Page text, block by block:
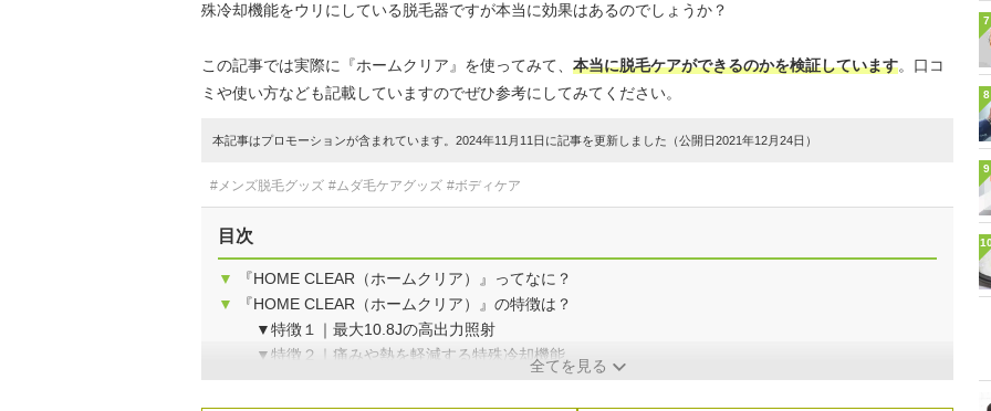
殊冷却機能をウリにしている脱毛器ですが本当に効果はあるのでしょうか？
この記事では実際に『ホームクリア』を使ってみて、 本当に脱毛ケアができるのかを検証しています。口コ
ミや使い方なども記載していますのでぜひ参考にしてみてください。
本記事はプロモーションが含まれています。2024年11月11日に記事を更新しました（公開日2021年12月24日）
#メンズ脱毛グッズ #ムダ毛ケアグッズ #ボディケア
目次
▼
『HOME CLEAR（ホームクリア）』ってなに？
▼
『HOME CLEAR（ホームクリア）』の特徴は？
▼特徴１｜最大10.8Jの高出力照射
▼特徴２｜痛みや熱を軽減する特殊冷却機能
全てを見る
7
8
9